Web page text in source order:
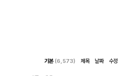
기본 (6,573) 제목 날짜 수정